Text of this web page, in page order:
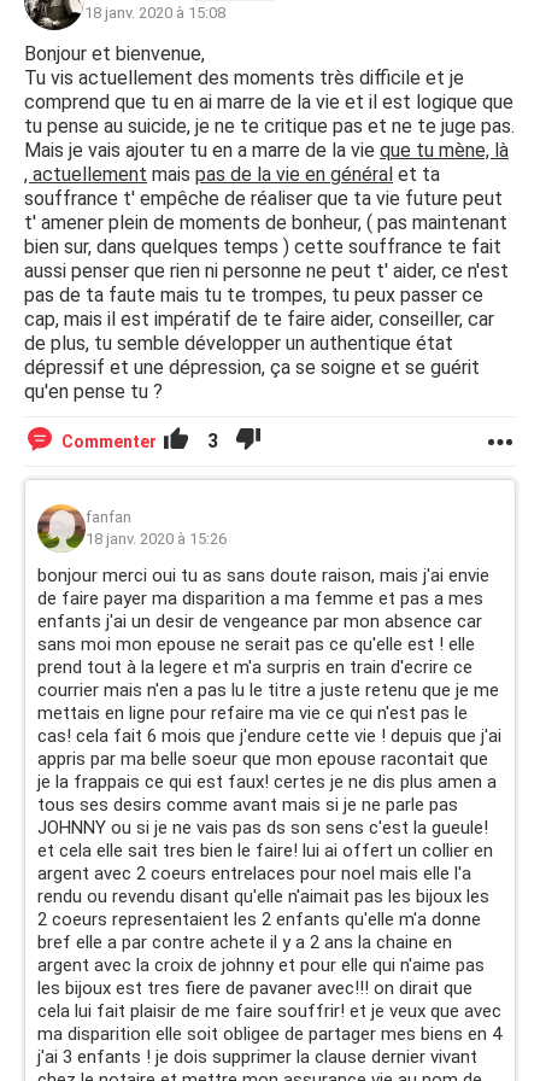
faire souffrir car mon epouse ne se proccupe pas de mon
moral seul celui de 2 de ses enfants compte et j'ai la
nette impression qu'elle se prepare une nouvelle vie ds
mon dos je n'ai pas la reponse que je cherchais ds sa
famille et les proches n'en ont que faire je ne reponds
plus au telephone je me coupe de tous ceux qui se
servaient de moi tous ingrats c'est cela l'humain !!! je n'ai
pas pu me procurer de tranxene 50 ds les pharmacies a
part cela quoi d'autre? merci
18 janv. 2020 à 15:08
Bonjour et bienvenue,
Tu vis actuellement des moments très difficile et je
comprend que tu en ai marre de la vie et il est logique que
tu pense au suicide, je ne te critique pas et ne te juge pas.
Mais je vais ajouter tu en a marre de la vie que tu mène, là
, actuellement mais pas de la vie en général et ta
souffrance t' empêche de réaliser que ta vie future peut
t' amener plein de moments de bonheur, ( pas maintenant
bien sur, dans quelques temps ) cette souffrance te fait
aussi penser que rien ni personne ne peut t' aider, ce n'est
pas de ta faute mais tu te trompes, tu peux passer ce
cap, mais il est impératif de te faire aider, conseiller, car
de plus, tu semble développer un authentique état
dépressif et une dépression, ça se soigne et se guérit
qu'en pense tu ?
Commenter 3
fanfan
18 janv. 2020 à 15:26
bonjour merci oui tu as sans doute raison, mais j'ai envie
de faire payer ma disparition a ma femme et pas a mes
enfants j'ai un desir de vengeance par mon absence car
sans moi mon epouse ne serait pas ce qu'elle est ! elle
prend tout à la legere et m'a surpris en train d'ecrire ce
courrier mais n'en a pas lu le titre a juste retenu que je me
mettais en ligne pour refaire ma vie ce qui n'est pas le
cas! cela fait 6 mois que j'endure cette vie ! depuis que j'ai
appris par ma belle soeur que mon epouse racontait que
je la frappais ce qui est faux! certes je ne dis plus amen a
tous ses desirs comme avant mais si je ne parle pas
JOHNNY ou si je ne vais pas ds son sens c'est la gueule!
et cela elle sait tres bien le faire! lui ai offert un collier en
argent avec 2 coeurs entrelaces pour noel mais elle l'a
rendu ou revendu disant qu'elle n'aimait pas les bijoux les
2 coeurs representaient les 2 enfants qu'elle m'a donne
bref elle a par contre achete il y a 2 ans la chaine en
argent avec la croix de johnny et pour elle qui n'aime pas
les bijoux est tres fiere de pavaner avec!!! on dirait que
cela lui fait plaisir de me faire souffrir! et je veux que avec
ma disparition elle soit obligee de partager mes biens en 4
j'ai 3 enfants ! je dois supprimer la clause dernier vivant